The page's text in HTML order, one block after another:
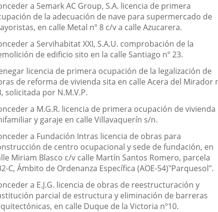
a Semark AC Group, S.A. licencia de primera
de la adecuación de nave para supermercado de
en calle Metal nº 8 c/v a calle Azucarera.
a Servihabitat XXI, S.A.U. comprobación de la
de edificio sito en la calle Santiago nº 23.
licencia de primera ocupación de la legalización de
de reforma de vivienda sita en calle Acera del Mirador
solicitada por N.M.V.P.
a M.G.R. licencia de primera ocupación de vivienda
y garaje en calle Villavaquerín s/n.
a Fundación Intras licencia de obras para
de centro ocupacional y sede de fundación, en
Miriam Blasco c/v calle Martín Santos Romero, parcela
C, Ámbito de Ordenanza Específica (AOE-54)"Parquesol".
a E.J.G. licencia de obras de reestructuración y
parcial de estructura y eliminación de barreras
en calle Duque de la Victoria nº10.